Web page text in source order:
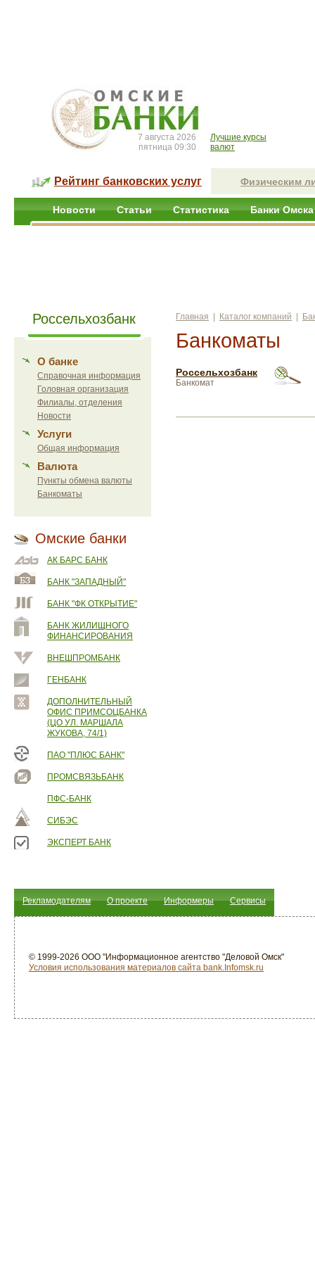
7 августа 2026
пятница 09:30
Лучшие курсы
валют
Рейтинг банковских услуг Физическим
Новости Статьи Статистика Банки Омска
Россельхозбанк
О банке
Справочная информация
Головная организация
Филиалы, отделения
Новости
Услуги
Общая информация
Валюта
Пункты обмена валюты
Банкоматы
Омские банки
АК БАРС БАНК
БАНК "ЗАПАДНЫЙ"
БАНК "ФК ОТКРЫТИЕ"
БАНК ЖИЛИЩНОГО
ФИНАНСИРОВАНИЯ
ВНЕШПРОМБАНК
ГЕНБАНК
ДОПОЛНИТЕЛЬНЫЙ
ОФИС ПРИМСОЦБАНКА
(ЦО УЛ. МАРШАЛА
ЖУКОВА, 74/1)
ПАО "ПЛЮС БАНК"
ПРОМСВЯЗЬБАНК
ПФС-БАНК
СИБЭС
ЭКСПЕРТ БАНК
Главная Каталог компаний
Банкоматы
Россельхозбанк
Банкомат
Рекламодателям О проекте Информеры Сервисы
© 1999-2026 ООО "Информационное агентство "Деловой Омск"
Условия использования материалов сайта bank.Infomsk.ru